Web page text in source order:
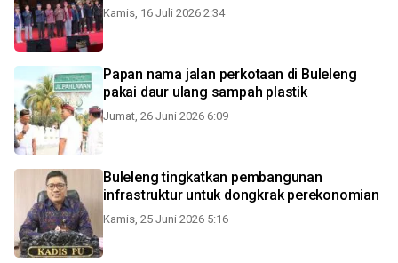
Kamis, 16 Juli 2026 2:34
Papan nama jalan perkotaan di Buleleng
pakai daur ulang sampah plastik
Jumat, 26 Juni 2026 6:09
Buleleng tingkatkan pembangunan
infrastruktur untuk dongkrak perekonomian
Kamis, 25 Juni 2026 5:16